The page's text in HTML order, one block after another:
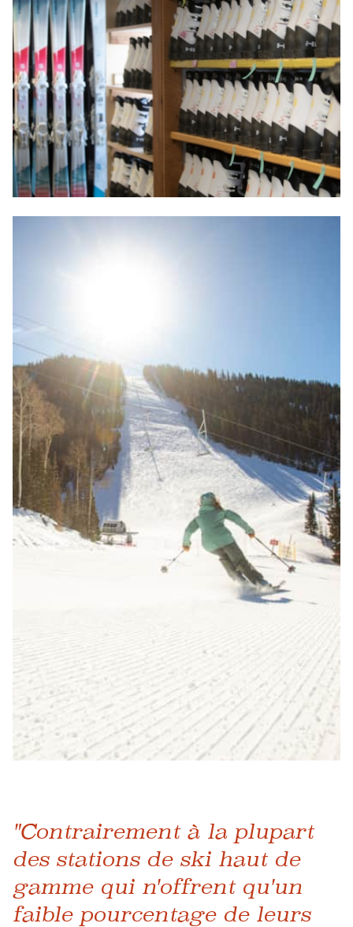
"Contrairement à la plupart
des stations de ski haut de
gamme qui n'offrent qu'un
faible pourcentage de leurs